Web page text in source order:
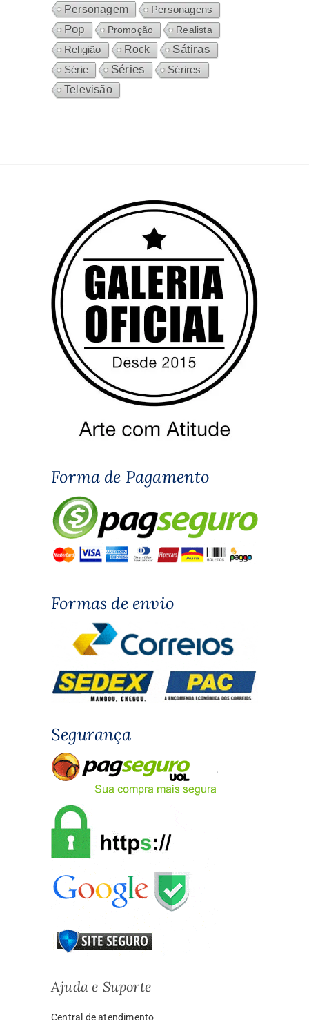
Personagem Personagens
Pop Promoção
Realista
Religião
Rock Sátiras
Série Séries
Sérires
Televisão
Forma de Pagamento
Formas de envio
Segurança
Ajuda e Suporte
Central de atendimento